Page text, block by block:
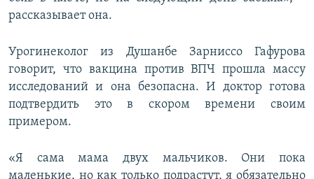
рассказывает она.
Урогинеколог из Душанбе Зарниссо Гафурова
говорит, что вакцина против ВПЧ прошла массу
исследований и она безопасна. И доктор готова
подтвердить это в скором времени своим
примером.
«Я сама мама двух мальчиков. Они пока
маленькие, но как только подрастут, я обязательно